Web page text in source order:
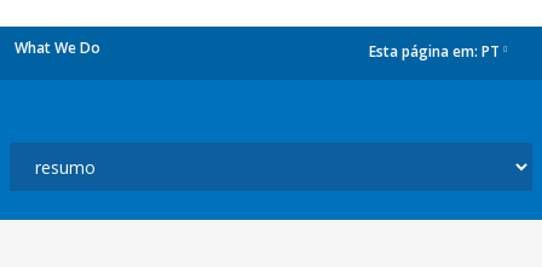
What We Do Esta página em: PT